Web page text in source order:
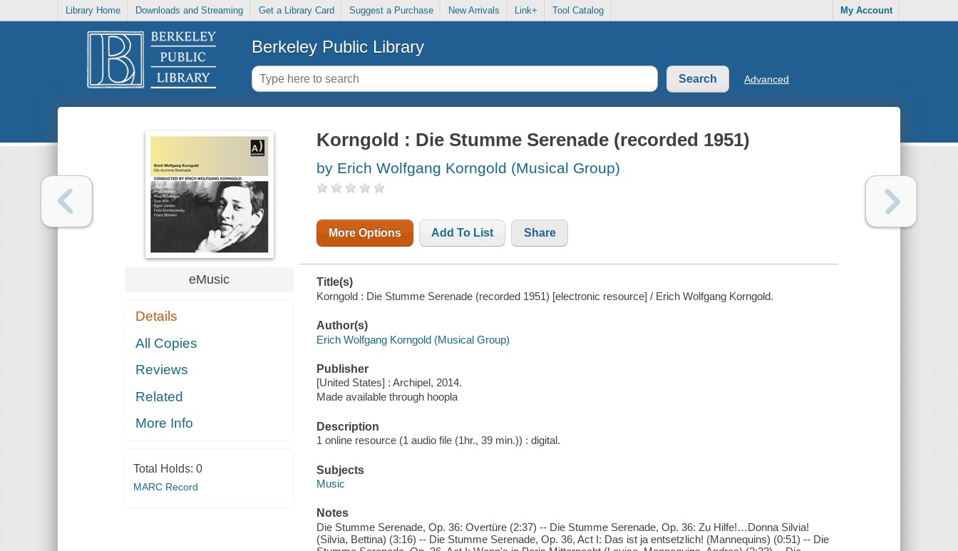
Library Home Downloads and Streaming Get a Library Card Suggest a Purchase New Arrivals Link+ Tool Catalog My Account
Berkeley Public Library
Advanced
eMusic
Details
All Copies
Reviews
Related
More Info
Total Holds: 0
MARC Record
Korngold : Die Stumme Serenade (recorded 1951)
by Erich Wolfgang Korngold (Musical Group)
More Options Add To List Share
Title(s)
Korngold : Die Stumme Serenade (recorded 1951) [electronic resource] / Erich Wolfgang Korngold.
Author(s)
Erich Wolfgang Korngold (Musical Group)
Publisher
[United States] : Archipel, 2014.
Made available through hoopla
Description
1 online resource (1 audio file (1hr., 39 min.)) : digital.
Subjects
Music
Notes
Die Stumme Serenade, Op. 36: Overtüre (2:37) -- Die Stumme Serenade, Op. 36: Zu Hilfe!…Donna Silvia!
(Silvia, Bettina) (3:16) -- Die Stumme Serenade, Op. 36, Act I: Das ist ja entsetzlich! (Mannequins) (0:51) -- Die